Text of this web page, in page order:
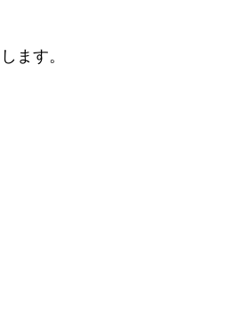
わが日常茶飯
ます。